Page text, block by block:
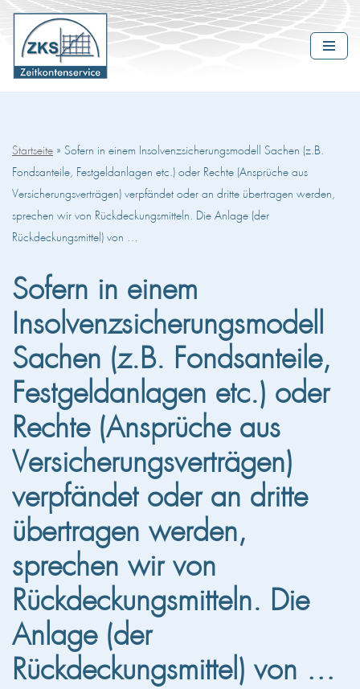
Zum
Inhalt
springen
Startseite » Sofern in einem Insolvenzsicherungsmodell Sachen (z.B.
Fondsanteile, Festgeldanlagen etc.) oder Rechte (Ansprüche aus
Versicherungsverträgen) verpfändet oder an dritte übertragen werden,
sprechen wir von Rückdeckungsmitteln. Die Anlage (der
Rückdeckungsmittel) von …
Sofern in einem
Insolvenzsicherungsmodell
Sachen (z.B. Fondsanteile,
Festgeldanlagen etc.) oder
Rechte (Ansprüche aus
Versicherungsverträgen)
verpfändet oder an dritte
übertragen werden,
sprechen wir von
Rückdeckungsmitteln. Die
Anlage (der
Rückdeckungsmittel) von …